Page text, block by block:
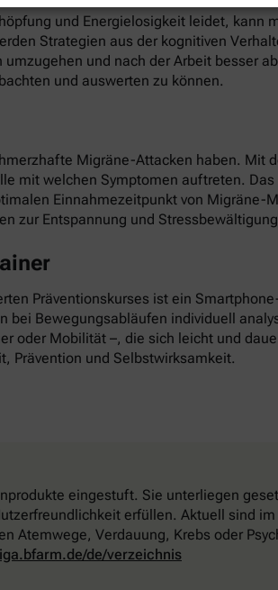
und Energielosigkeit leidet, kann
Strategien aus der kognitiven
und nach der Arbeit besser
und auswerten zu können.
Migräne-Attacken haben. Mit
mit welchen Symptomen auftreten.
Einnahmezeitpunkt von Migräne-
zur Entspannung und
Präventionskurses ist ein
bei Bewegungsabläufen individuell
oder Mobilität –, die sich leicht und
Prävention und Selbstwirksamkeit.
eingestuft. Sie unterliegen
erfüllen. Aktuell sind
Atemwege, Verdauung, Krebs oder
de/verzeichnis